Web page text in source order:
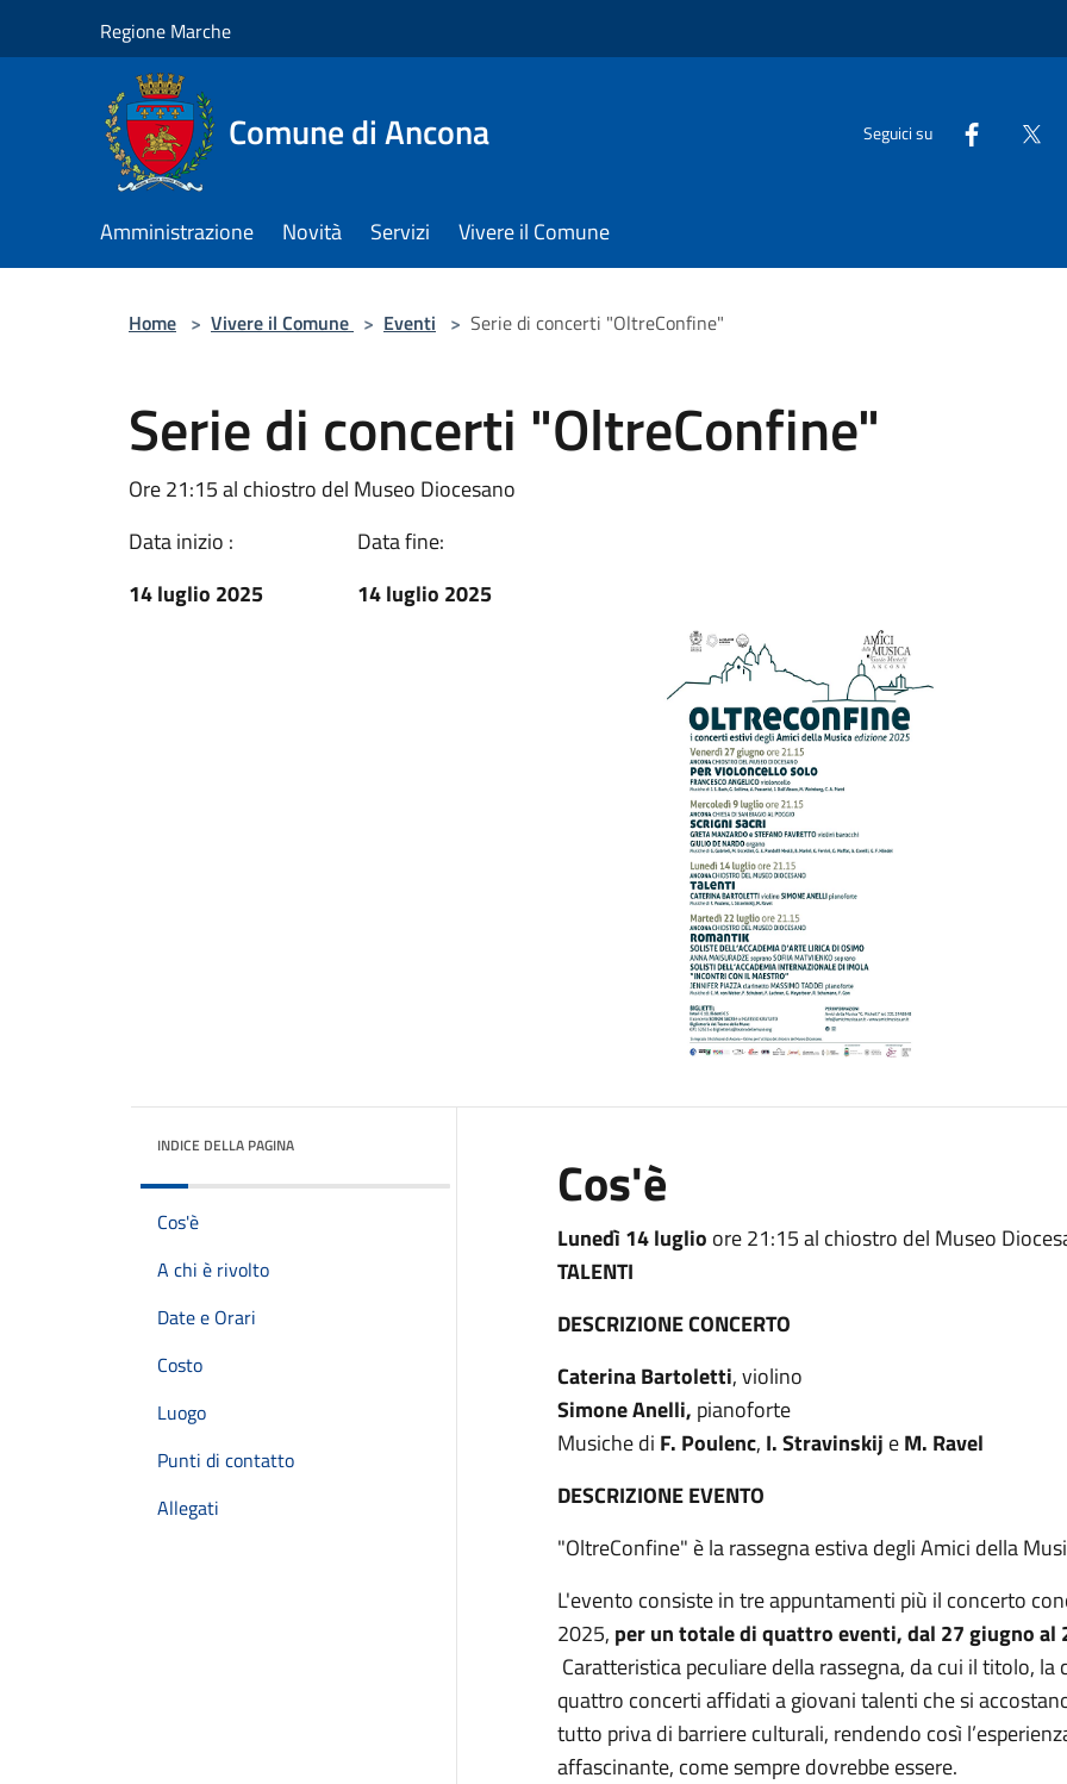
Regione Marche
Comune di Ancona Seguici su
Amministrazione Novità Servizi Vivere il Comune
Home > Vivere il Comune > Eventi > Serie di concerti "OltreConfine"
Serie di concerti "OltreConfine"
Ore 21:15 al chiostro del Museo Diocesano
Data inizio :
14 luglio 2025
Data fine:
14 luglio 2025
INDICE DELLA PAGINA
Cos'è
A chi è rivolto
Date e Orari
Costo
Luogo
Punti di contatto
Allegati
Cos'è
Lunedì 14 luglio ore 21:15 al chiostro del Museo
TALENTI
DESCRIZIONE CONCERTO
Caterina Bartoletti, violino
Simone Anelli, pianoforte
Musiche di F. Poulenc, I. Stravinskij eM. Ravel
DESCRIZIONE EVENTO
"OltreConfine" è la rassegna estiva degli Amici della
L'evento consiste in tre appuntamenti più il concerto
2025, per un totale di quattro eventi, dal 27 giugno al
Caratteristica peculiare della rassegna, da cui il titolo,
quattro concerti affidati a giovani talenti che si
tutto priva di barriere culturali, rendendo così
affascinante, come sempre dovrebbe essere.